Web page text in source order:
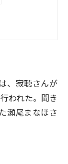
、寂聴さんが
われた。聞き
瀬尾まなほさ